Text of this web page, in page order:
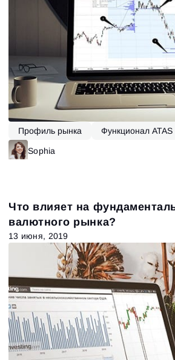
Профиль рынка Функционал ATAS
Sophia
Что влияет на
валютного рынка?
13 июня, 2019
Войти
Сбросить пароль
Зарегистрироваться
Уже есть учётная запись?